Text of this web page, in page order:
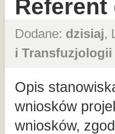
Dodane: dzisiaj,
i Transfuzjologii
Opis
wniosków
wniosków,